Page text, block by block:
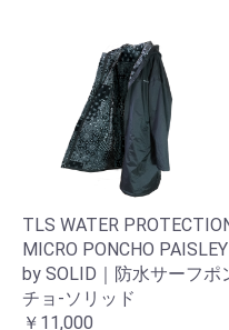
TLS WATER
MICRO PONCHO PAISLEY
by SOLID｜防水サーフポ
チョ-ソリッド
￥11,000